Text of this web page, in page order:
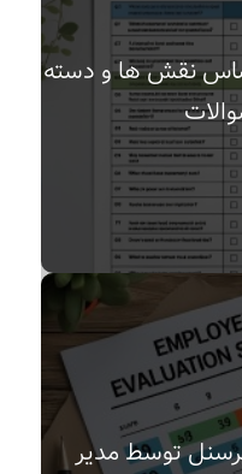
نقش ها و دسته
توسط مدیر